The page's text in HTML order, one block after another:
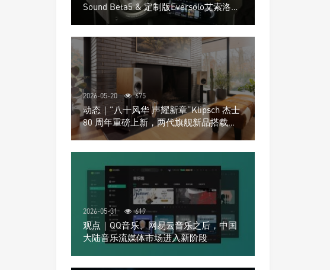
Sound Beta5 & 定制版Eversolo艾索洛
Play音响组合
2026-05-20 675
动态｜”八十风华 声耀新章“Klipsch 杰士
80 周年重磅上新，两代旗舰新品搭载硬
核配置音质再升级
2026-05-31 619
观点｜QQ音乐、网易云音乐之后，中国
大陆音乐流媒体市场进入新阶段